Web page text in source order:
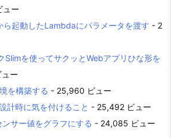
ー
起動したLambdaにパラメータを渡す - 2
Slimを使ってサクッとWebアプリひな形を
ー
を構築する - 25,960 ビュー
計時に気を付けること - 25,492 ビュー
サー値をグラフにする - 24,085 ビュー